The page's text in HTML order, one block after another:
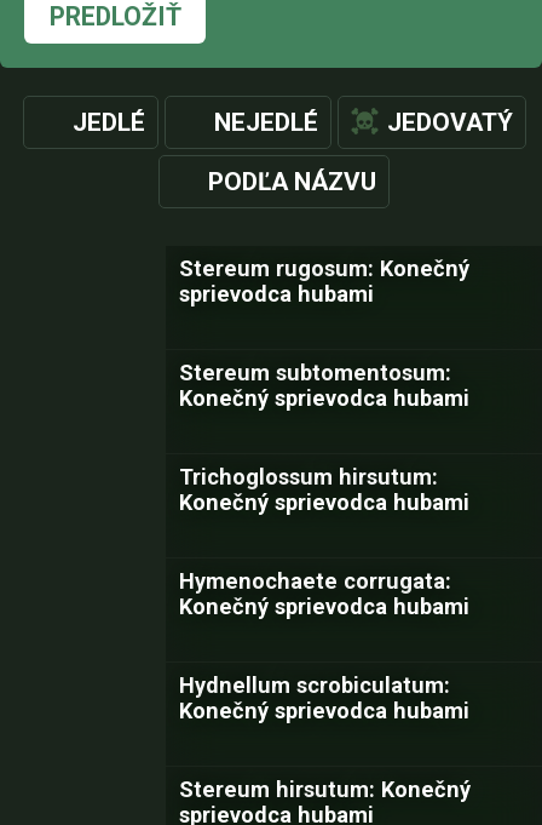
PREDLOŽIŤ
JEDLÉ NEJEDLÉ JEDOVATÝ
PODĽA NÁZVU
Stereum rugosum: Konečný
sprievodca hubami
Stereum subtomentosum:
Konečný sprievodca hubami
Trichoglossum hirsutum:
Konečný sprievodca hubami
Hymenochaete corrugata:
Konečný sprievodca hubami
Hydnellum scrobiculatum:
Konečný sprievodca hubami
Stereum hirsutum: Konečný
sprievodca hubami